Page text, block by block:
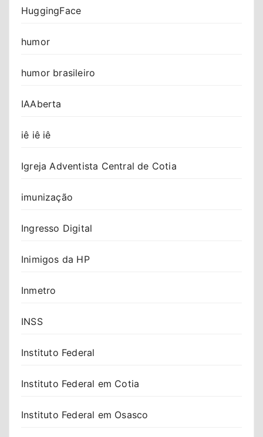
HuggingFace
humor
humor brasileiro
IAAberta
iê iê iê
Igreja Adventista Central de Cotia
imunização
Ingresso Digital
Inimigos da HP
Inmetro
INSS
Instituto Federal
Instituto Federal em Cotia
Instituto Federal em Osasco